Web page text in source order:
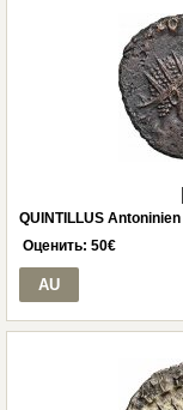
QUINTILLUS Antoninien
Оценить: 50€
AU